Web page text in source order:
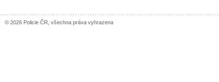
© 2026 Policie ČR, všechna práva vyhrazena